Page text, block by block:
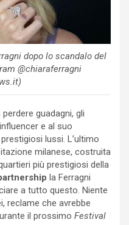
dopo lo scandalo del
@chiaraferragni
guadagni, gli
e al suo
lussi. L’ultimo
milanese, costruita
più prestigiosi della
la Ferragni
a tutto questo. Niente
reclame che avrebbe
il prossimo Festival